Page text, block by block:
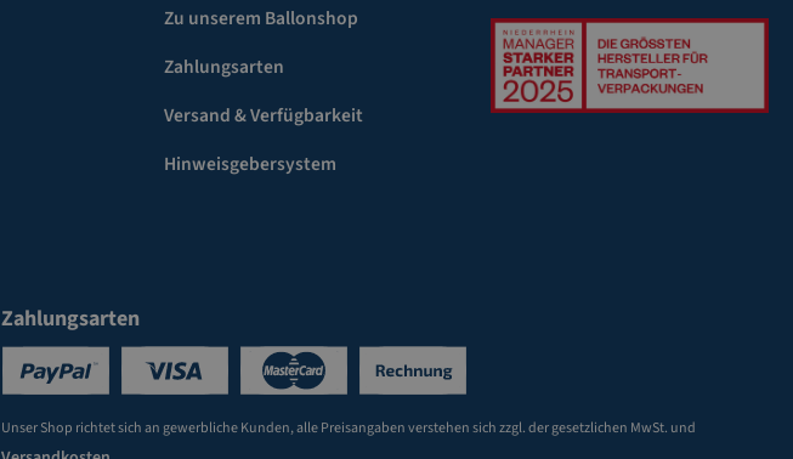
Zu unserem Ballonshop
Zahlungsarten
Versand & Verfügbarkeit
Hinweisgebersystem
Zahlungsarten
Unser Shop richtet sich an gewerbliche Kunden, alle Preisangaben verstehen sich zzgl. der gesetzlichen MwSt. und